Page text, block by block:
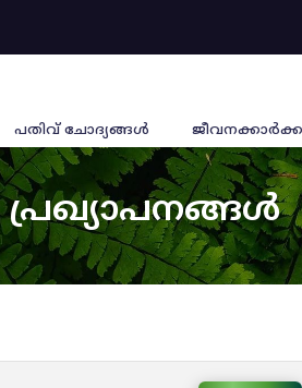
പതിവ് ചോദ്യങ്ങൾ
പ്രഖ്യാപനങ്ങൾ